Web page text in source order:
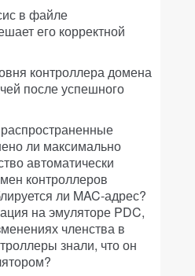
в файле
его корректной
контроллера домена
после успешного
ли максимально
автоматически
контроллеров
ли MAC-адрес?
на эмуляторе PDC,
членства в
знали, что он